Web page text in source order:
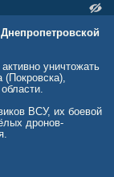
уничтожать
(Покровска),
ВСУ, их боевой
дронов-